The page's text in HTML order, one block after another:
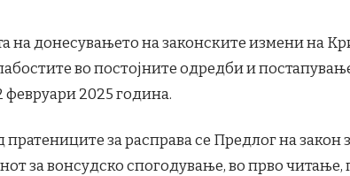
на донесувањето на законските измени на
во постојните одредби и
февруари 2025 година.
пратениците за расправа се Предлог на
за вонсудско спогодување, во прво